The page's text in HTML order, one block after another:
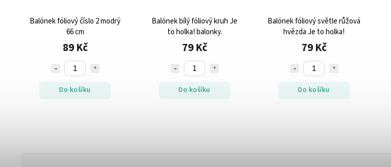
Balónek fóliový číslo 2 modrý
66 cm
89 Kč
Do košíku
Balónek bílý fóliový kruh Je
to holka! balonky.
79 Kč
Do košíku
Balónek fóliový světle růžová
hvězda Je to holka!
79 Kč
Do košíku